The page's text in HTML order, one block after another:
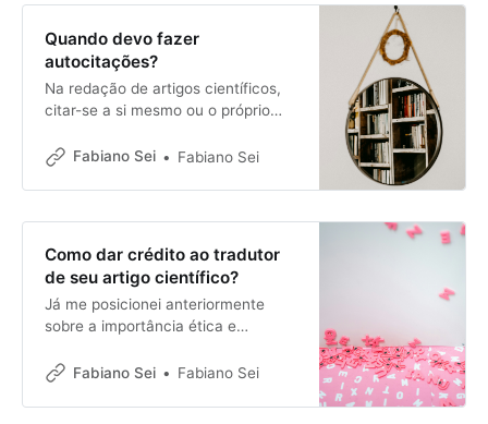
Quando devo fazer
autocitações?
Na redação de artigos científicos,
citar-se a si mesmo ou o próprio
culposo? Um pecado venial? Algo a
Fabiano Sei Fabiano Sei
Como dar crédito ao tradutor
de seu artigo científico?
Já me posicionei anteriormente
sobre a importância ética e
receberem crédito por seu trabalho
dissertações, livros e artigos
Fabiano Sei Fabiano Sei